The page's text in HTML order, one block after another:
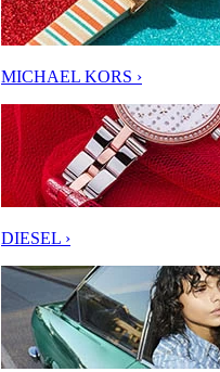
MICHAEL KORS ›
DIESEL ›